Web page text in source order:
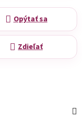
Opýtať sa
Zdieľať